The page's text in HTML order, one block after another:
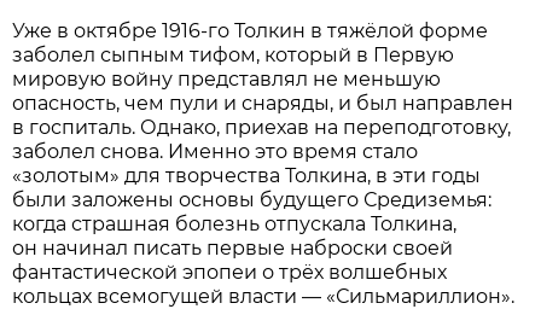
Уже в октябре 1916-го Толкин в тяжёлой форме
заболел сыпным тифом, который в Первую
мировую войну представлял не меньшую
опасность, чем пули и снаряды, и был направлен
в госпиталь. Однако, приехав на переподготовку,
заболел снова. Именно это время стало
«золотым» для творчества Толкина, в эти годы
были заложены основы будущего Средиземья:
когда страшная болезнь отпускала Толкина,
он начинал писать первые наброски своей
фантастической эпопеи о трёх волшебных
кольцах всемогущей власти — «Сильмариллион».